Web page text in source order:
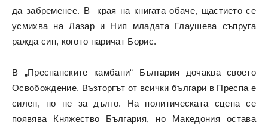
да забременее. В края на книгата обаче, щастието се
усмихва на Лазар и Ния младата Глаушева съпруга
ражда син, когото наричат Борис.
В „Преспанските камбани“ България дочаква своето
Освобождение. Възторгът от всички българи в Преспа е
силен, но не за дълго. На политическата сцена се
появява Княжество България, но Македония остава